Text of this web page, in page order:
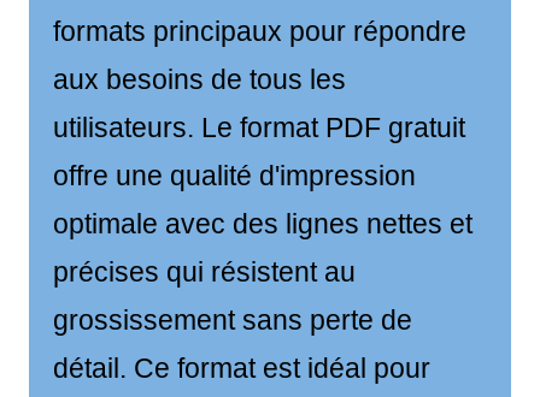
formats principaux pour répondre
aux besoins de tous les
utilisateurs. Le format PDF gratuit
offre une qualité d'impression
optimale avec des lignes nettes et
précises qui résistent au
grossissement sans perte de
détail. Ce format est idéal pour